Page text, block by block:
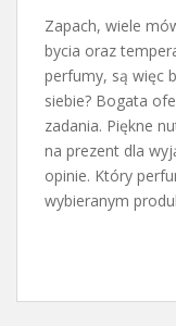
Zapach, wiele
bycia oraz
perfumy, są więc
siebie? Bogata
zadania. Piękne
na prezent dla
opinie. Który
wybieranym